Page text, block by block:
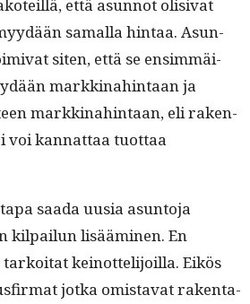
että asun­not oli­si­vat
samal­la hin­taa. Asun­
siten, että se ensim­mäi­
markki­nahin­taan ja
markki­nahin­taan, eli raken­
voi kan­nat­taa tuot­taa
saa­da uusia asun­to­ja
kil­pailun lisäämi­nen. En
keinot­telijoil­la. Eikös
jot­ka omis­ta­vat rak­en­ta­